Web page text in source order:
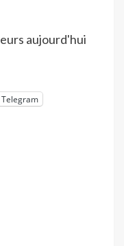
aujourd'hui
Telegram